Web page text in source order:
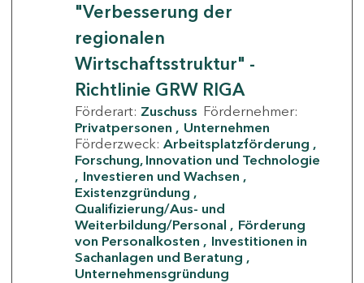
"Verbesserung der
regionalen
Wirtschaftsstruktur" -
Richtlinie GRW RIGA
Förderart: Zuschuss Fördernehmer:
Privatpersonen
Unternehmen
Förderzweck: Arbeitsplatzförderung
Forschung, Innovation und Technologie
Investieren und Wachsen
Existenzgründung
Qualifizierung/Aus- und
Weiterbildung/Personal
Förderung
von Personalkosten
Investitionen in
Sachanlagen und Beratung
Unternehmensgründung